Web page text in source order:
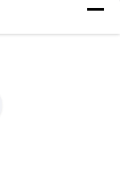
secteur, ville de